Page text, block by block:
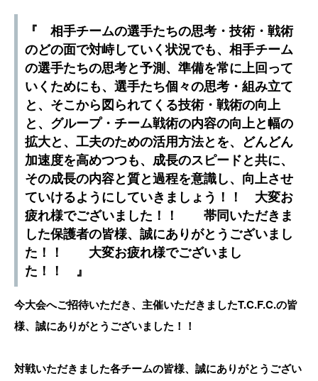
『 相手チームの選手たちの思考・技術・戦術
のどの面で対峙していく状況でも、相手チーム
の選手たちの思考と予測、準備を常に上回って
いくためにも、選手たち個々の思考・組み立て
と、そこから図られてくる技術・戦術の向上
と、グループ・チーム戦術の内容の向上と幅の
拡大と、工夫のための活用方法とを、どんどん
加速度を高めつつも、成長のスピードと共に、
その成長の内容と質と過程を意識し、向上させ
ていけるようにしていきましょう！！ 大変お
疲れ様でございました！！ 帯同いただきま
した保護者の皆様、誠にありがとうございまし
た！！ 大変お疲れ様でございまし
た！！ 』
今大会へご招待いただき、主催いただきましたT.C.F.C.の皆
様、誠にありがとうございました！！
対戦いただきました各チームの皆様、誠にありがとうござい